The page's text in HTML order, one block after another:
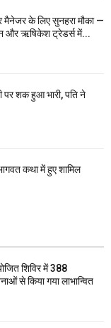
मैनेजर के लिए सुनहरा मौका —
और ऋषिकेश ट्रेडर्स में...
पर शक हुआ भारी, पति ने
कथा में हुए शामिल
शिविर में 388
से किया गया लाभान्वित